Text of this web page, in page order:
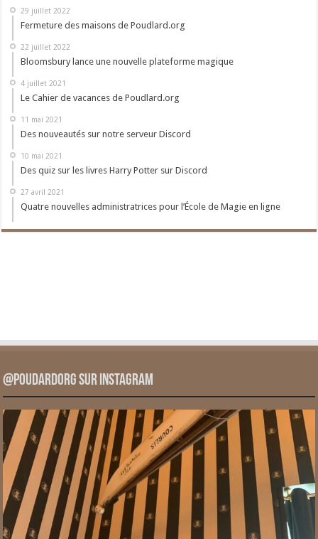
29 juillet 2022
Fermeture des maisons de Poudlard.org
22 juillet 2022
Bloomsbury lance une nouvelle plateforme magique
4 juillet 2021
Le Cahier de vacances de Poudlard.org
11 mai 2021
Des nouveautés sur notre serveur Discord
10 mai 2021
Des quiz sur les livres Harry Potter sur Discord
27 avril 2021
Quatre nouvelles administratrices pour l’École de Magie en ligne
@PoudardOrg sur Instagram